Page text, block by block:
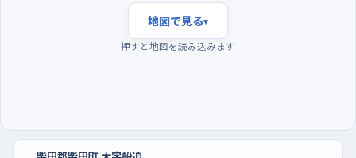
オンタウン柴田が向いていて、区画がはっきりしていて通路も広
いため、切り返しをやり直しても後ろが詰まりにくい。隣のDCM柴
地図で見る▾
押すと地図を読み込みます